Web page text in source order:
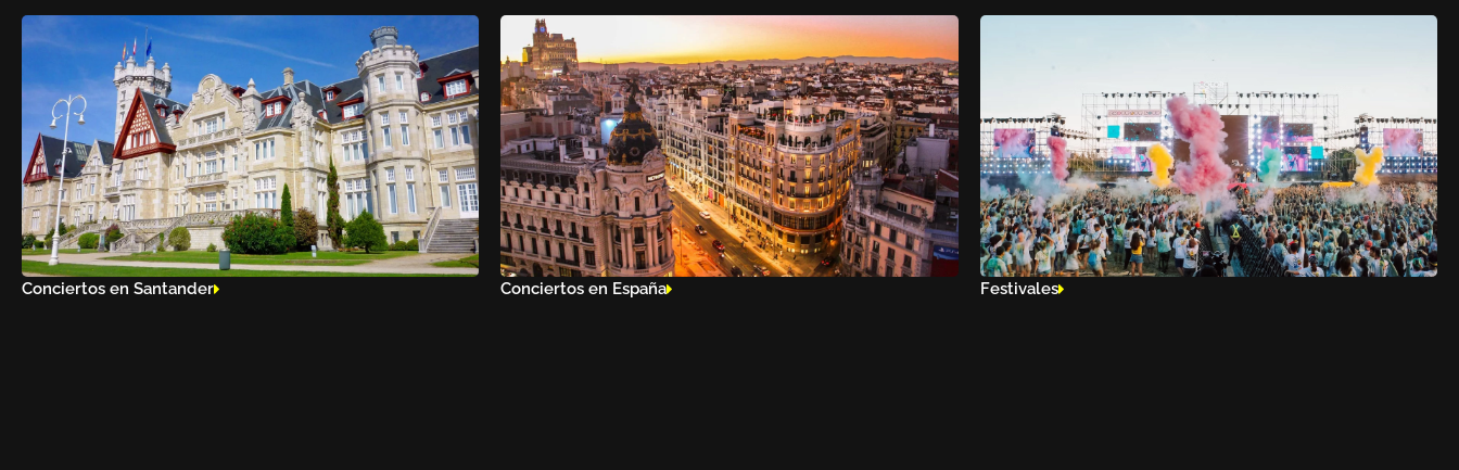
Conciertos en Santander Conciertos en España Festivales